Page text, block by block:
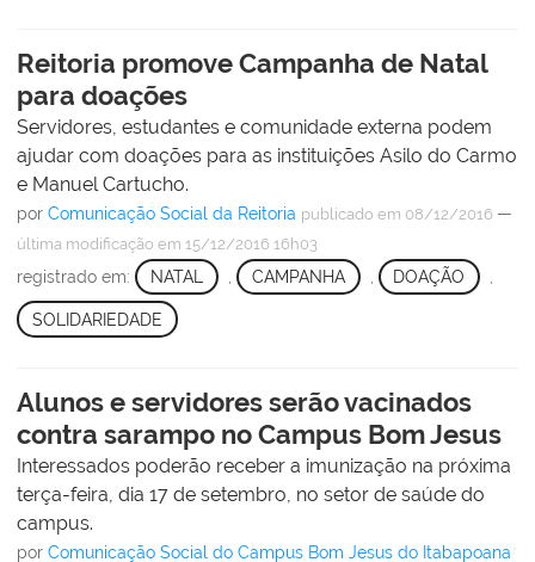
Reitoria promove Campanha de Natal
para doações
Servidores, estudantes e comunidade externa podem
ajudar com doações para as instituições Asilo do Carmo
e Manuel Cartucho.
por Comunicação Social da Reitoria publicado em 08/12/2016 —
última modificação em 15/12/2016 16h03
registrado em: NATAL CAMPANHA DOAÇÃO
SOLIDARIEDADE
Alunos e servidores serão vacinados
contra sarampo no Campus Bom Jesus
Interessados poderão receber a imunização na próxima
terça-feira, dia 17 de setembro, no setor de saúde do
campus.
por Comunicação Social do Campus Bom Jesus do Itabapoana